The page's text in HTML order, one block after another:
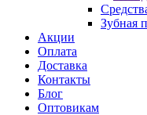
Зубная
Акции
Оплата
Доставка
Контакты
Блог
Оптовикам